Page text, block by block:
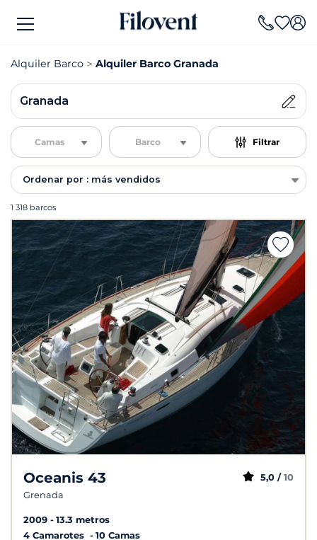
Alquiler Barco Alquiler Barco Granada
Granada
Camas Barco Filtrar
Ordenar por : más vendidos
1 318 barcos
Oceanis 43
Grenada
5,0 / 10
2009
13.3 metros
4 Camarotes
10 Camas